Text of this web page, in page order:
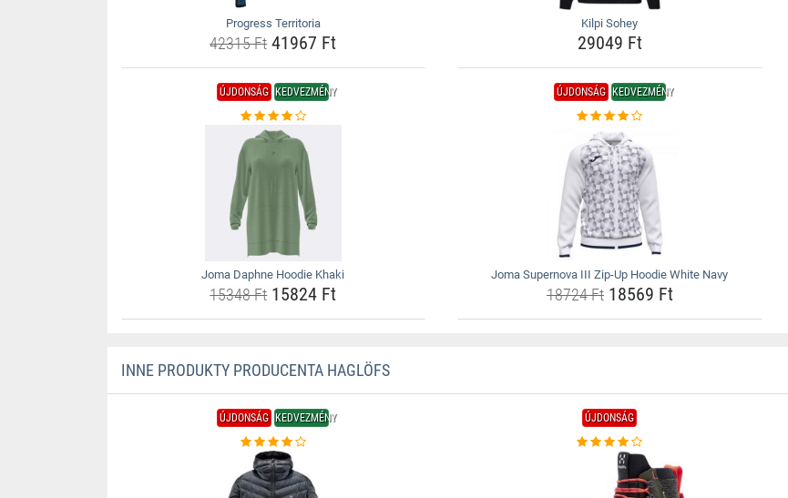
Progress Territoria
42315 Ft41967 Ft
Kilpi Sohey
29049 Ft
ÚJDONSÁG KEDVEZMÉNY
Joma Daphne Hoodie Khaki
15348 Ft15824 Ft
ÚJDONSÁG KEDVEZMÉNY
Joma Supernova III Zip-Up Hoodie White Navy
18724 Ft18569 Ft
INNE PRODUKTY PRODUCENTA HAGLÖFS
ÚJDONSÁG KEDVEZMÉNY ÚJDONSÁG